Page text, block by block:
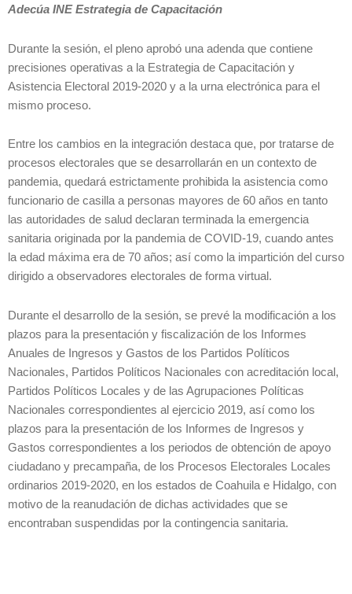
Adecúa INE Estrategia de Capacitación
Durante la sesión, el pleno aprobó una adenda que contiene
precisiones operativas a la Estrategia de Capacitación y
Asistencia Electoral 2019-2020 y a la urna electrónica para el
mismo proceso.
Entre los cambios en la integración destaca que, por tratarse de
procesos electorales que se desarrollarán en un contexto de
pandemia, quedará estrictamente prohibida la asistencia como
funcionario de casilla a personas mayores de 60 años en tanto
las autoridades de salud declaran terminada la emergencia
sanitaria originada por la pandemia de COVID-19, cuando antes
la edad máxima era de 70 años; así como la impartición del curso
dirigido a observadores electorales de forma virtual.
Durante el desarrollo de la sesión, se prevé la modificación a los
plazos para la presentación y fiscalización de los Informes
Anuales de Ingresos y Gastos de los Partidos Políticos
Nacionales, Partidos Políticos Nacionales con acreditación local,
Partidos Políticos Locales y de las Agrupaciones Políticas
Nacionales correspondientes al ejercicio 2019, así como los
plazos para la presentación de los Informes de Ingresos y
Gastos correspondientes a los periodos de obtención de apoyo
ciudadano y precampaña, de los Procesos Electorales Locales
ordinarios 2019-2020, en los estados de Coahuila e Hidalgo, con
motivo de la reanudación de dichas actividades que se
encontraban suspendidas por la contingencia sanitaria.